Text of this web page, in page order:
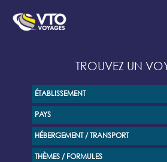
TROUVEZ UN
ÉTABLISSEMENT
PAYS
HÉBERGEMENT / TRANSPORT
THÈMES / FORMULES